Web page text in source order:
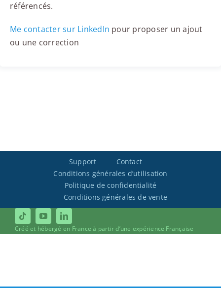
référencés.
Me contacter sur LinkedIn pour proposer un ajout
ou une correction
Support
Contact
Conditions générales d’utilisation
Politique de confidentialité
Conditions générales de vente
Créé et hébergé en France à partir d’une expérience Française